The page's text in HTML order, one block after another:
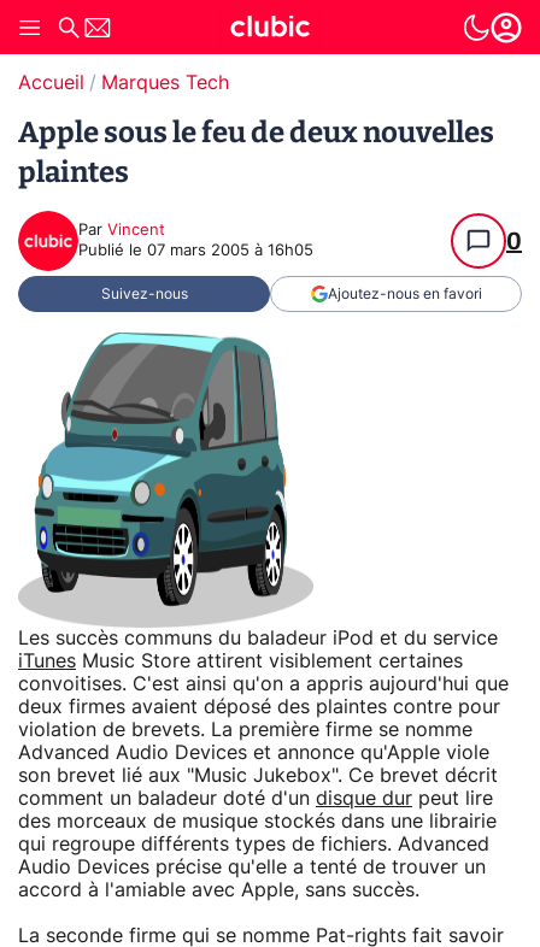
Accueil Marques Tech
Apple sous le feu de deux nouvelles
plaintes
Par Vincent
Publié le 07 mars 2005 à 16h05 0
Suivez-nous Ajoutez-nous en favori
Les succès communs du baladeur iPod et du service
iTunes Music Store attirent visiblement certaines
convoitises. C'est ainsi qu'on a appris aujourd'hui que
deux firmes avaient déposé des plaintes contre pour
violation de brevets. La première firme se nomme
Advanced Audio Devices et annonce qu'Apple viole
son brevet lié aux "Music Jukebox". Ce brevet décrit
comment un baladeur doté d'un disque dur peut lire
des morceaux de musique stockés dans une librairie
qui regroupe différents types de fichiers. Advanced
Audio Devices précise qu'elle a tenté de trouver un
accord à l'amiable avec Apple, sans succès.
La seconde firme qui se nomme Pat-rights fait savoir